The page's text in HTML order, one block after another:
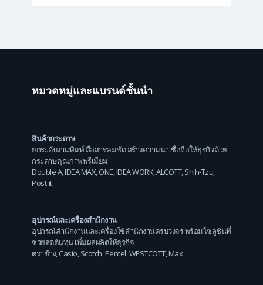
หมวดหมู่และแบรนด์ชั้นนำ
สินค้ากระดาษ
ยกระดับงานพิมพ์ สื่อสารคมชัด สร้างความน่าเชื่อถือให้ธุรกิจด้วย
กระดาษคุณภาพพรีเมียม
Double A, IDEA MAX ONE IDEA WORK ALCOTT, Shih-Tzu
Post-it
อุปกรณ์และเครื่องสำนักงาน
อุปกรณ์สำนักงานและเครื่องใช้สำนักงานครบวงจร พร้อมโซลูชันที่
ช่วยลดต้นทุน เพิ่มผลผลิตให้ธุรกิจ
ตราช้าง,Casio,Scotch,Pentel,WESTCOTT,Max